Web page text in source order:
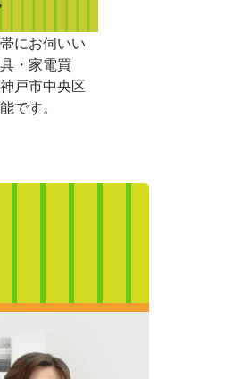
にお伺いい
・家電買
戸市中央区
です。